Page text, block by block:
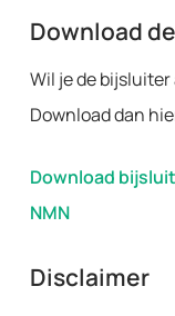
Download
Wil je de bijsluiter
Download dan
Download
NMN
Disclaimer